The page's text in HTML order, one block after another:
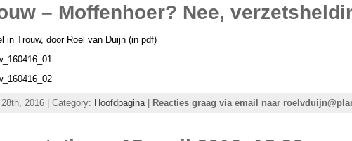
– Moffenhoer? Nee,
in Trouw, door Roel van Duijn (in pdf)
2016 | Category: Hoofdpagina| Reacties graag via email naar